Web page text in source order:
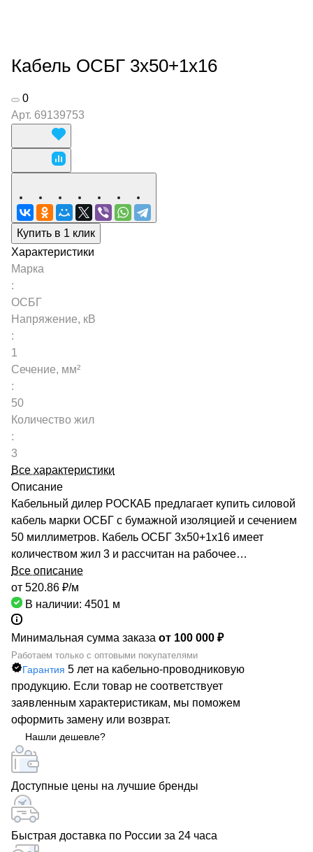
Кабель ОСБГ 3х50+1х16
0
Арт. 69139753
Купить в 1 клик
Характеристики
Марка
:
ОСБГ
Напряжение, кВ
:
1
Сечение, мм²
:
50
Количество жил
:
3
Все характеристики
Описание
Кабельный дилер РОСКАБ предлагает купить силовой
кабель марки ОСБГ с бумажной изоляцией и сечением
50 миллиметров. Кабель ОСБГ 3х50+1х16 имеет
количеством жил 3 и рассчитан на рабочее
напряжение до 1 киловольт. Качество продукции
подтверждено сертификатами производителей и
Госстандарта. Мы гарантируем низкие цены за счет
сотрудничества с такими предприятиями, как ОАО
«СЕВКАБЕЛЬ», ОАО «КАМКАБЕЛЬ», ОАО «ЭКЗ».
Каталог компании насчитывает более 70000
маркоразмеров кабельно-проводниковой продукции.
Быстрая доставка кабеля ОСБГ 3х50+1х16
обеспечивается большой сетью собственных складов
по всей России. РОСКАБ – ваш надежный партнер!
Все описание
от 520.86 ₽/м
В наличии: 4501 м
Минимальная сумма заказа от 100 000 ₽
Работаем только с оптовыми покупателями
Гарантия 5 лет на кабельно-проводниковую
продукцию. Если товар не соответствует
заявленным характеристикам, мы поможем
оформить замену или возврат.
Нашли дешевле?
Доступные цены на лучшие бренды
Быстрая доставка по России за 24 часа